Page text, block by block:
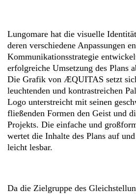
Lungomare hat die visuelle
deren verschiedene Anpassungen
Kommunikationsstrategie
erfolgreiche Umsetzung des Plans
Die Grafik von ÆQUITAS setzt
leuchtenden und kontrastreichen
Logo unterstreicht mit seinen
fließenden Formen den Geist und
Projekts. Die einfache und
wertet die Inhalte des Plans auf
leicht lesbar.
Da die Zielgruppe des